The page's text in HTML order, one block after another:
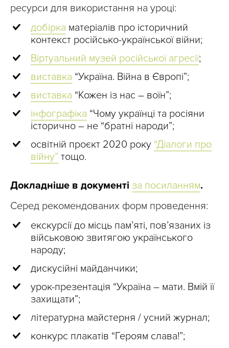
ресурси для використання на уроці:
добірка матеріалів про історичний
контекст російсько-української війни;
Віртуальний музей російської агресії;
виставка “Україна. Війна в Європі”;
виставка “Кожен із нас – воїн”;
інфографіка “Чому українці та росіяни
історично – не “братні народи”;
освітній проєкт 2020 року “Діалоги про
війну” тощо.
Докладніше в документі за посиланням.
Серед рекомендованих форм проведення:
екскурсії до місць пам’яті, пов’язаних із
військовою звитягою українського
народу;
дискусійні майданчики;
урок-презентація “Україна – мати. Вмій її
захищати”;
літературна майстерня / усний журнал;
конкурс плакатів “Героям слава!”;